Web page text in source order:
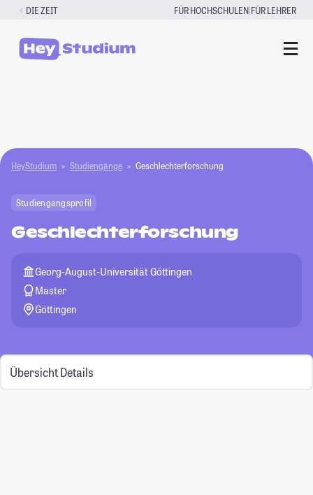
Zum
springen
DIE ZEIT FÜR HOCHSCHULEN|FÜR LEHRER
HeyStudium Studiengänge Geschlechterforschung
Studiengangsprofil
Geschlechterforschung
Georg-August-Universität Göttingen
Master
Göttingen
Übersicht Details